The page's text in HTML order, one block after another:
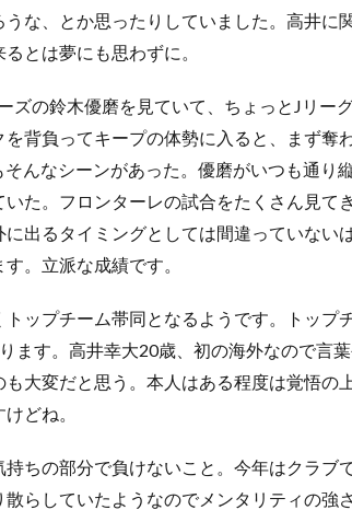
な、とか思ったりしていました。高井
とは夢にも思わずに。
の鈴木優磨を見ていて、ちょっとJリー
背負ってキープの体勢に入ると、まず
んなシーンがあった。優磨がいつも通
た。フロンターレの試合をたくさん見
出るタイミングとしては間違っていない
。立派な成績です。
プチーム帯同となるようです。トップ
ます。高井幸大20歳、初の海外なので言
大変だと思う。本人はある程度は覚悟
どね。
の部分で負けないこと。今年はクラブ
らしていたようなのでメンタリティの